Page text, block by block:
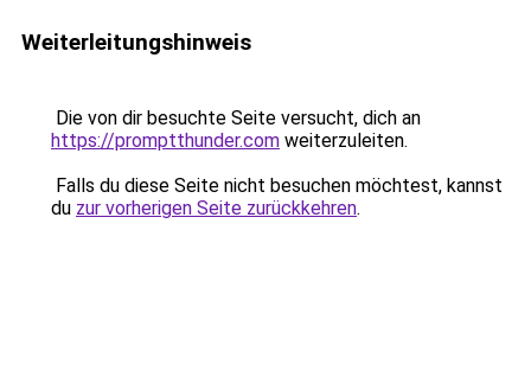
Weiterleitungshinweis
Die von dir besuchte Seite versucht, dich an
https://promptthunder.com weiterzuleiten.
Falls du diese Seite nicht besuchen möchtest, kannst
du zur vorherigen Seite zurückkehren.